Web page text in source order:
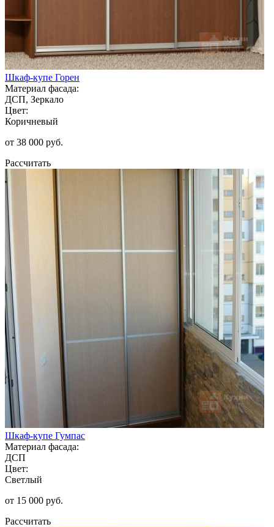
Шкаф-купе Горен
Материал фасада:
ДСП, Зеркало
Цвет:
Коричневый
от 38 000 руб.
Рассчитать
Шкаф-купе Гумпас
Материал фасада:
ДСП
Цвет:
Светлый
от 15 000 руб.
Рассчитать